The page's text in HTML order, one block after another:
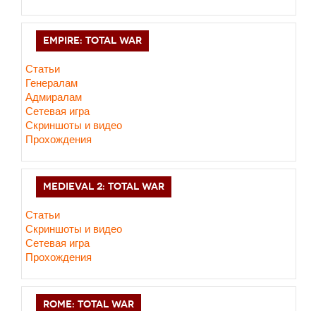
EMPIRE: TOTAL WAR
Статьи
Генералам
Адмиралам
Сетевая игра
Скриншоты и видео
Прохождения
MEDIEVAL 2: TOTAL WAR
Статьи
Скриншоты и видео
Сетевая игра
Прохождения
ROME: TOTAL WAR